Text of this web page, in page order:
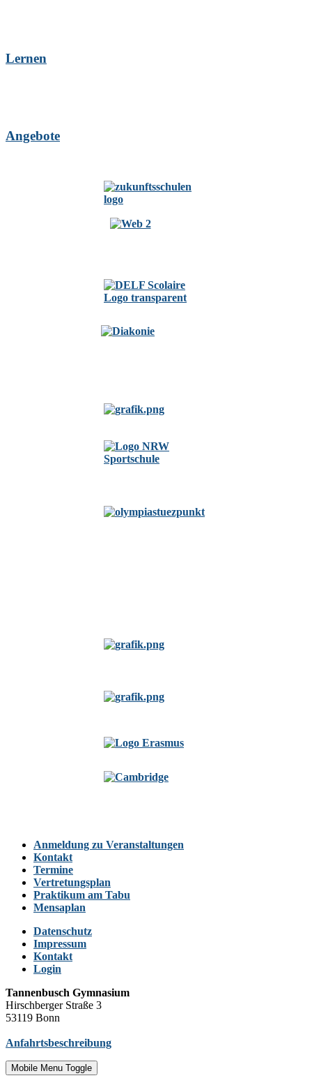
Lernen
Angebote
Anmeldung zu Veranstaltungen
Kontakt
Termine
Vertretungsplan
Praktikum am Tabu
Mensaplan
Datenschutz
Impressum
Kontakt
Login
Tannenbusch Gymnasium
Hirschberger Straße 3
53119 Bonn
Anfahrtsbeschreibung
Mobile Menu Toggle